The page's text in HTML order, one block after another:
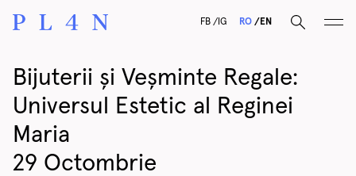
FB G RO EN
Bijuterii și Veșminte Regale:
Universul Estetic al Reginei
Maria
29 Octombrie